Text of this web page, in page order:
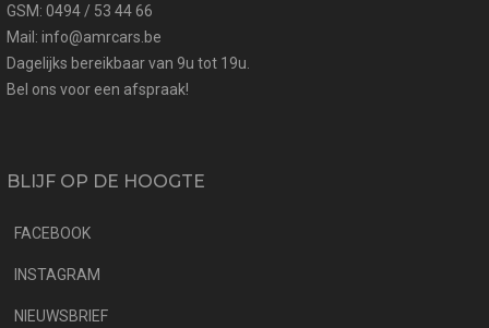
GSM: 0494 / 53 44 66
Mail: info@amrcars.be
Dagelijks bereikbaar van 9u tot 19u.
Bel ons voor een afspraak!
BLIJF OP DE HOOGTE
FACEBOOK
INSTAGRAM
NIEUWSBRIEF